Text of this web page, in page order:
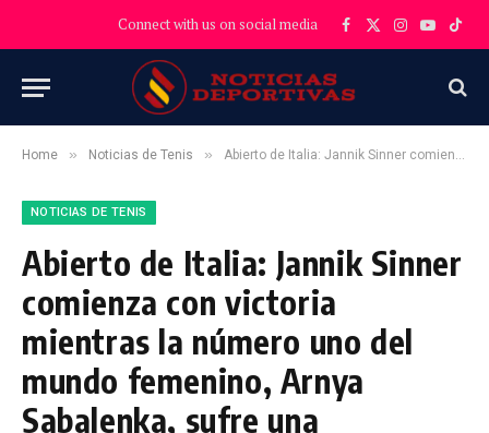
Connect with us on social media Facebook
X
Instagram
YouTube
Home » Noticias de Tenis » Abierto de Italia: Jannik Sinner comienza con victoria mientras la número uno del mundo femenino, Arnya Sabalenka, sufre una sorprendente derrota temprana
NOTICIAS DE TENIS
Abierto de Italia: Jannik Sinner
comienza con victoria
mientras la número uno del
mundo femenino, Arnya
Sabalenka, sufre una